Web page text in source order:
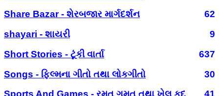
Share Bazar - શેરબજાર માર્ગદર્શન
62
shayari - શાયરી
9
Short Stories - ટૂંકી વાર્તા
637
Songs - ફિલ્મના ગીતો તથા લોકગીતો
30
Sports And Games - રમત ગમત તથા ખેલ કૂદ
41